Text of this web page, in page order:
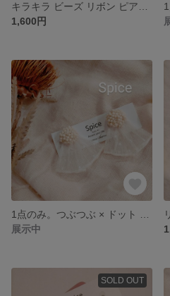
1,600円
展示中
SOLD OUT